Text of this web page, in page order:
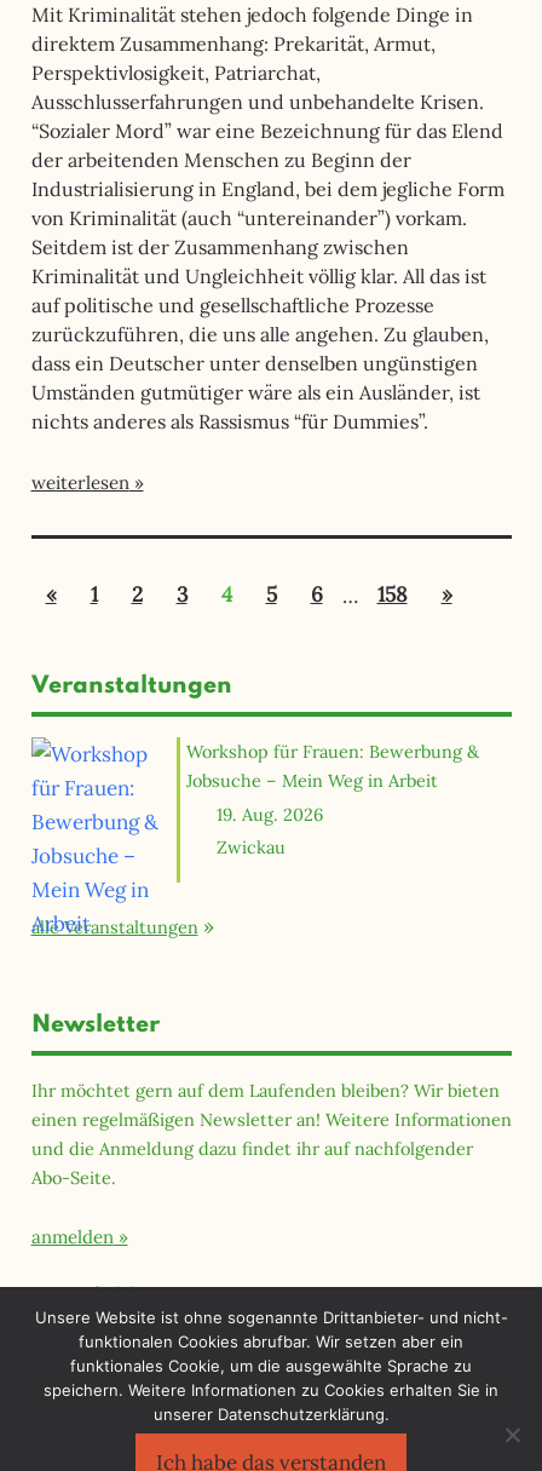
Mit Kriminalität stehen jedoch folgende Dinge in
direktem Zusammenhang: Prekarität, Armut,
Perspektivlosigkeit, Patriarchat,
Ausschlusserfahrungen und unbehandelte Krisen.
“Sozialer Mord” war eine Bezeichnung für das Elend
der arbeitenden Menschen zu Beginn der
Industrialisierung in England, bei dem jegliche Form
von Kriminalität (auch “untereinander”) vorkam.
Seitdem ist der Zusammenhang zwischen
Kriminalität und Ungleichheit völlig klar. All das ist
auf politische und gesellschaftliche Prozesse
zurückzuführen, die uns alle angehen. Zu glauben,
dass ein Deutscher unter denselben ungünstigen
Umständen gutmütiger wäre als ein Ausländer, ist
nichts anderes als Rassismus “für Dummies”.
weiterlesen
Seitennummerierung
«Vorherige
1 2 3 4 5 6 … 158
Nächste
»
Veranstaltungen
Workshop für Frauen: Bewerbung &
Jobsuche – Mein Weg in Arbeit
19. Aug. 2026
Zwickau
alle Veranstaltungen
Newsletter
Ihr möchtet gern auf dem Laufenden bleiben? Wir bieten
einen regelmäßigen Newsletter an! Weitere Informationen
und die Anmeldung dazu findet ihr auf nachfolgender
Abo-Seite.
anmelden
Unsere Website ist ohne sogenannte Drittanbieter- und nicht-
funktionalen Cookies abrufbar. Wir setzen aber ein
funktionales Cookie, um die ausgewählte Sprache zu
speichern. Weitere Informationen zu Cookies erhalten Sie in
unserer Datenschutzerklärung.
Ich habe das verstanden